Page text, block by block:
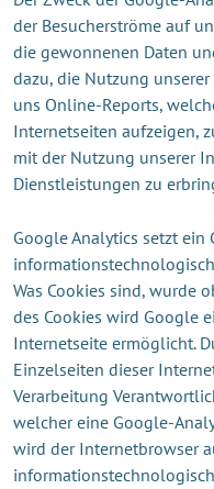
der Besucherströme auf
die gewonnenen Daten
dazu, die Nutzung
uns Online-Reports,
Internetseiten aufzeigen,
mit der Nutzung unserer
Dienstleistungen zu
Google Analytics setzt ein
Was Cookies sind, wurde
des Cookies wird Google
Internetseite ermöglicht.
Einzelseiten dieser
Verarbeitung
welcher eine Google-
wird der Internetbrowser